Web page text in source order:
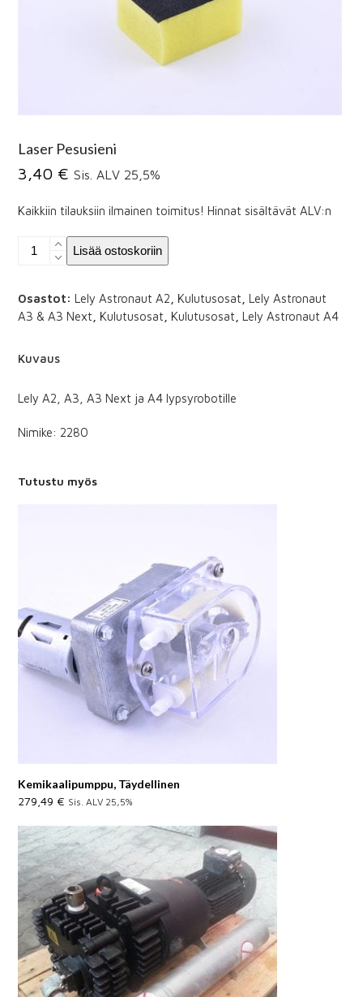
Laser Pesusieni
3,40 € Sis. ALV 25,5%
Kaikkiin tilauksiin ilmainen toimitus! Hinnat sisältävät ALV:n
Laser
Pesusieni
Lisää ostoskoriin
Osastot:Lely Astronaut A2 ,Kulutusosat ,Lely Astronaut
A3 & A3 Next ,Kulutusosat ,Kulutusosat ,Lely Astronaut A4
Kuvaus
Lely A2, A3, A3 Next ja A4 lypsyrobotille
Nimike: 2280
Tutustu myös
Kemikaalipumppu, Täydellinen
279,49 € Sis. ALV 25,5%